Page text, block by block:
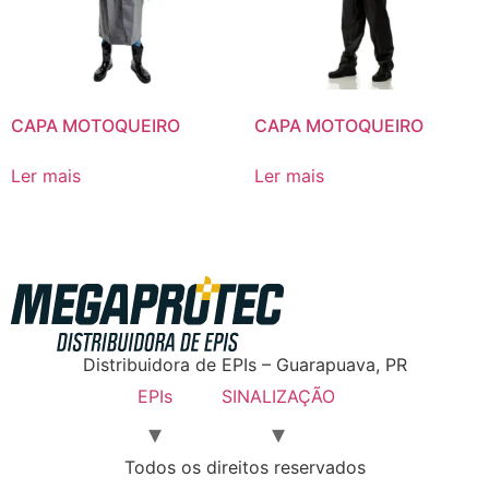
CAPA MOTOQUEIRO
Ler mais
CAPA MOTOQUEIRO
Ler mais
Distribuidora de EPIs – Guarapuava, PR
EPIs
SINALIZAÇÃO
Todos os direitos reservados